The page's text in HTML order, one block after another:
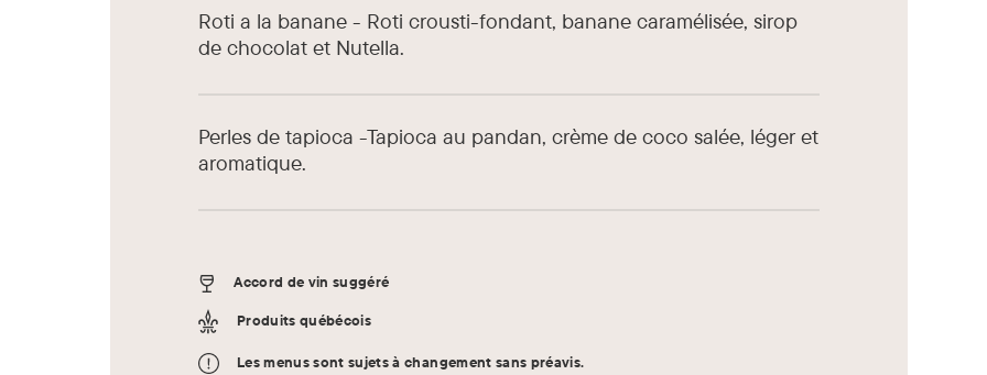
Roti a la banane - Roti crousti-fondant, banane caramélisée, sirop
de chocolat et Nutella.
Perles de tapioca -Tapioca au pandan, crème de coco salée, léger et
aromatique.
Accord de vin suggéré
Produits québécois
Les menus sont sujets à changement sans préavis.